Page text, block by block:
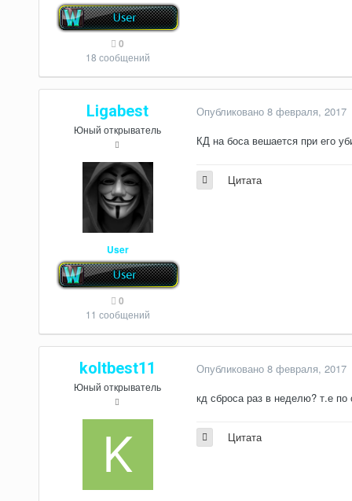
0
18 сообщений
Ligabest
Юный открыватель
User
0
11 сообщений
Опубликовано 8 февраля, 2017
КД на боса вешается при его
Цитата
koltbest11
Юный открыватель
Опубликовано 8 февраля, 2017
кд сброса раз в неделю? т.е по
Цитата